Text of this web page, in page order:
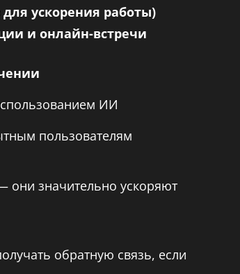
ускорения работы)
и онлайн-встречи
ИИ
пользователям
они значительно ускоряют
обратную связь, если